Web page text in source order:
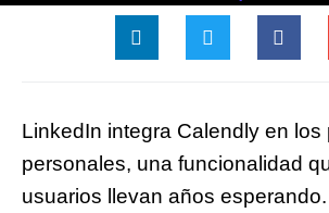
LinkedIn integra Calendly en los
personales, una funcionalidad
usuarios llevan años